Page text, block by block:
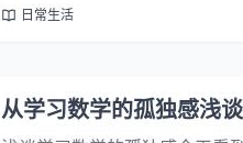
者社区上的文章会在发布后不
日常生活
从学习数学的孤独感浅